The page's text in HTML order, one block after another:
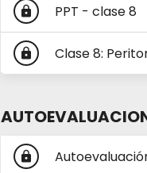
lock PPT - clase 8
lock Clase 8:
lock